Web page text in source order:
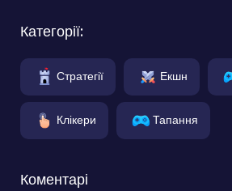
Категорії:
Стратегії Екшн
Клікери Тапання
Коментарі